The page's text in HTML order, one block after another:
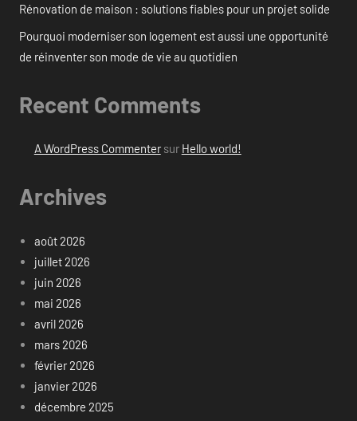
Rénovation de maison : solutions fiables pour un projet solide
Pourquoi moderniser son logement est aussi une opportunité
de réinventer son mode de vie au quotidien
Recent Comments
A WordPress Commentersur Hello world!
Archives
août 2026
juillet 2026
juin 2026
mai 2026
avril 2026
mars 2026
février 2026
janvier 2026
décembre 2025